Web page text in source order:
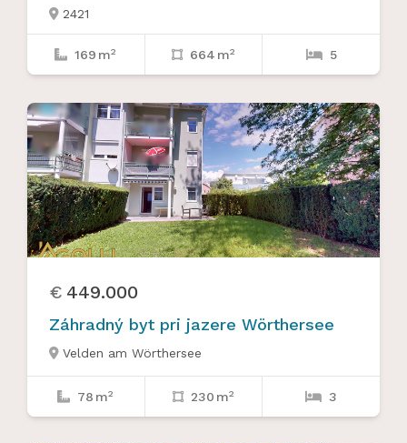
 2421
 169 m2  664 m2  5
€ 449.000
Záhradný byt pri jazere Wörthersee
 Velden am Wörthersee
 78 m2  230 m2  3